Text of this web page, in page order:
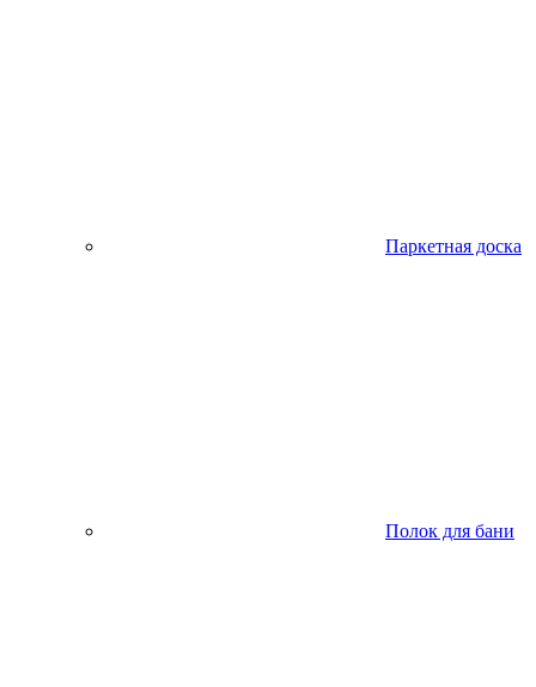
Паркетная доска
Полок для бани